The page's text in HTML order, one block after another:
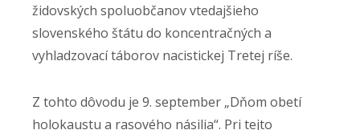
židovských spoluobčanov vtedajšieho
slovenského štátu do koncentračných a
vyhladzovací táborov nacistickej Tretej ríše.
Z tohto dôvodu je 9. september „Dňom obetí
holokaustu a rasového násilia“. Pri tejto